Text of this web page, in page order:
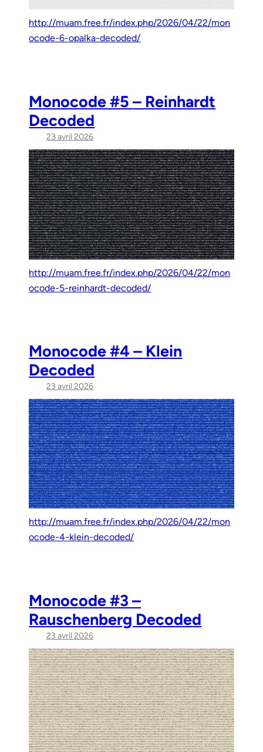
http://muam.free.fr/index.php/2026/04/22/mon
ocode-6-opalka-decoded/
Monocode #5 – Reinhardt
Decoded
23 avril 2026
http://muam.free.fr/index.php/2026/04/22/mon
ocode-5-reinhardt-decoded/
Monocode #4 – Klein
Decoded
23 avril 2026
http://muam.free.fr/index.php/2026/04/22/mon
ocode-4-klein-decoded/
Monocode #3 –
Rauschenberg Decoded
23 avril 2026